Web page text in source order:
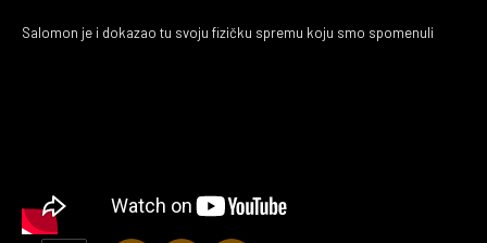
Salomon je i dokazao tu svoju fizičku spremu koju smo spomenuli